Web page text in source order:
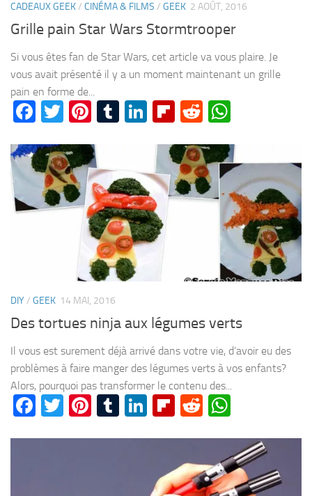
CADEAUX GEEK/ CINÉMA & FILMS / GEEK 2 AOÛT, 2016
Grille pain Star Wars Stormtrooper
Si vous êtes fan de Star Wars, cet article va vous plaire. Je
vous avait présenté il y a un moment maintenant un grille
pain en forme de...
Facebook
Twitter
Pinterest
Tumblr
LinkedIn
Flipboard
Reddit
DIY/ GEEK 14 MAI, 2016
Des tortues ninja aux légumes verts
Il vous est surement déjà arrivé dans votre vie, d’avoir eu des
problèmes à faire manger des légumes verts à vos enfants?
Alors, pourquoi pas transformer le contenu des...
Facebook
TwitterPinterest
TumblrLinkedIn
Flipboard
Reddit